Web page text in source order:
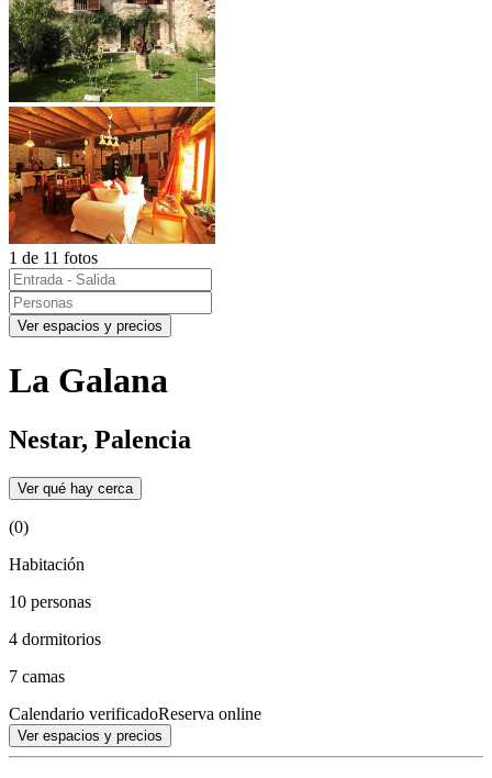
1 de 11 fotos
Ver espacios y precios
La Galana
Nestar, Palencia
Ver qué hay cerca
(0)
Habitación
10 personas
4 dormitorios
7 camas
Calendario verificadoReserva online
Ver espacios y precios